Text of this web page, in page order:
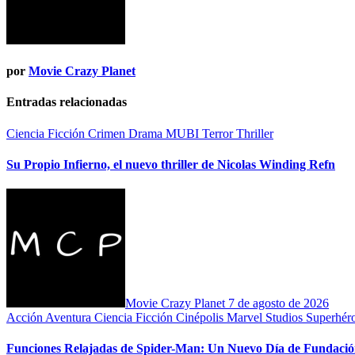
por Movie Crazy Planet
Entradas relacionadas
Ciencia Ficción Crimen Drama MUBI TerrorThriller
Su Propio Infierno, el nuevo thriller de Nicolas Winding Refn
Movie Crazy Planet 7 de agosto de 2026
Acción Aventura Ciencia Ficción Cinépolis Marvel Studios
Funciones Relajadas de Spider-Man: Un Nuevo Día de